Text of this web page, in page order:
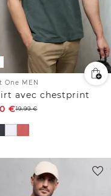
One MEN
avec chestprint
€19,99€